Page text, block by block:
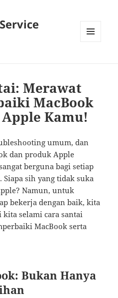
Merawat
MacBook
Kamu!
umum, dan
dan produk Apple
berguna bagi setiap
sih yang tidak suka
Namun, untuk
bekerja dengan baik, kita
selami cara santai
MacBook serta
Bukan Hanya